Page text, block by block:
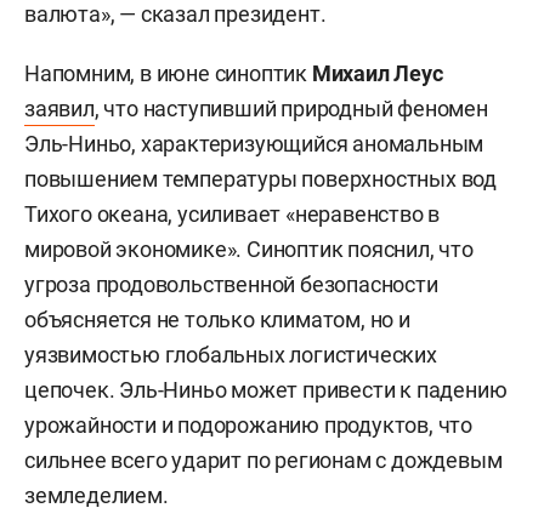
валюта», — сказал президент.
Напомним, в июне синоптик Михаил Леус
заявил, что наступивший природный феномен
Эль-Ниньо, характеризующийся аномальным
повышением температуры поверхностных вод
Тихого океана, усиливает «неравенство в
мировой экономике». Синоптик пояснил, что
угроза продовольственной безопасности
объясняется не только климатом, но и
уязвимостью глобальных логистических
цепочек. Эль-Ниньо может привести к падению
урожайности и подорожанию продуктов, что
сильнее всего ударит по регионам с дождевым
земледелием.